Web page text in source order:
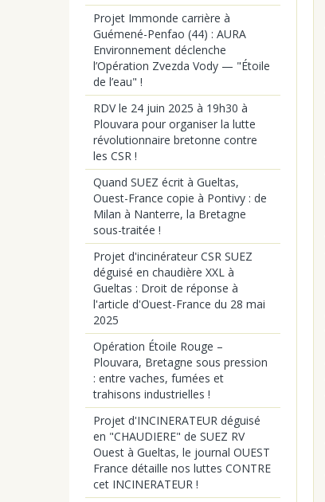
Projet Immonde carrière à
Guémené-Penfao (44) : AURA
Environnement déclenche
l’Opération Zvezda Vody — "Étoile
de l’eau" !
RDV le 24 juin 2025 à 19h30 à
Plouvara pour organiser la lutte
révolutionnaire bretonne contre
les CSR !
Quand SUEZ écrit à Gueltas,
Ouest-France copie à Pontivy : de
Milan à Nanterre, la Bretagne
sous-traitée !
Projet d'incinérateur CSR SUEZ
déguisé en chaudière XXL à
Gueltas : Droit de réponse à
l'article d'Ouest-France du 28 mai
2025
Opération Étoile Rouge –
Plouvara, Bretagne sous pression
: entre vaches, fumées et
trahisons industrielles !
Projet d'INCINERATEUR déguisé
en "CHAUDIERE" de SUEZ RV
Ouest à Gueltas, le journal OUEST
France détaille nos luttes CONTRE
cet INCINERATEUR !